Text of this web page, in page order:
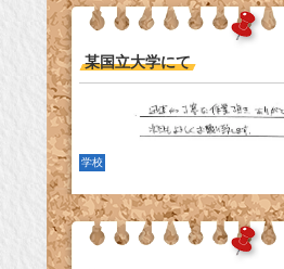
某国立大学にて
学校